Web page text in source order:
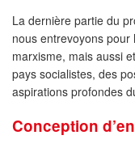
La dernière partie du
nous entrevoyons
marxisme, mais aussi
pays socialistes, des
aspirations profondes
Conception